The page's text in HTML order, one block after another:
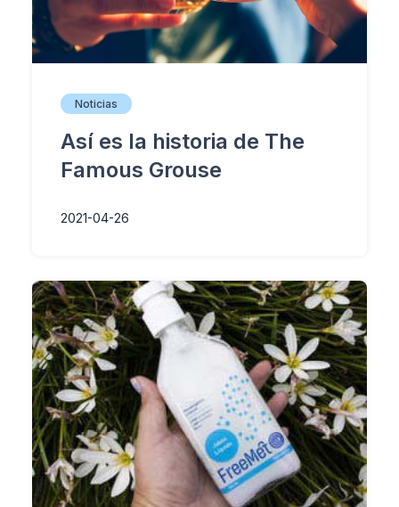
Noticias
Así es la historia de The
Famous Grouse
2021-04-26